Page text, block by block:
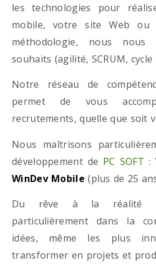
les technologies pour
mobile, votre site Web ou
méthodologie, nous
souhaits (agilité, SCRUM,
Notre réseau de
permet de vous
recrutements, quelle que soit
Nous maîtrisons
développement de PC SOFT :
WinDev Mobile (plus de 25
Du rêve à la réalité :
particulièrement dans la
idées, même les plus
transformer en projets et